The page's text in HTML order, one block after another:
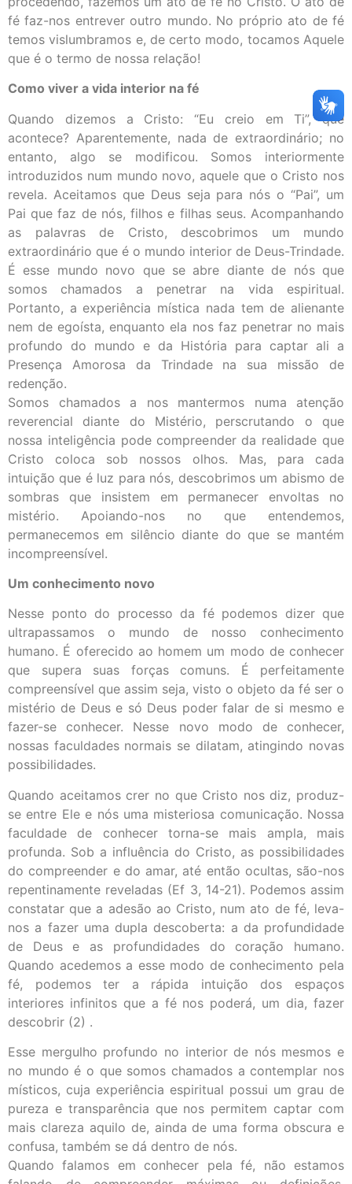
fé faz-nos entrever outro mundo. No próprio ato de fé
temos vislumbramos e, de certo modo, tocamos Aquele
que é o termo de nossa relação!
Como viver a vida interior na fé
Quando dizemos a Cristo: “Eu creio em Ti”, que
acontece? Aparentemente, nada de extraordinário; no
entanto, algo se modificou. Somos interiormente
introduzidos num mundo novo, aquele que o Cristo nos
revela. Aceitamos que Deus seja para nós o “Pai”, um
Pai que faz de nós, filhos e filhas seus. Acompanhando
as palavras de Cristo, descobrimos um mundo
extraordinário que é o mundo interior de Deus-Trindade.
É esse mundo novo que se abre diante de nós que
somos chamados a penetrar na vida espiritual.
Portanto, a experiência mística nada tem de alienante
nem de egoísta, enquanto ela nos faz penetrar no mais
profundo do mundo e da História para captar ali a
Presença Amorosa da Trindade na sua missão de
redenção.
Somos chamados a nos mantermos numa atenção
reverencial diante do Mistério, perscrutando o que
nossa inteligência pode compreender da realidade que
Cristo coloca sob nossos olhos. Mas, para cada
intuição que é luz para nós, descobrimos um abismo de
sombras que insistem em permanecer envoltas no
mistério. Apoiando-nos no que entendemos,
permanecemos em silêncio diante do que se mantém
incompreensível.
Um conhecimento novo
Nesse ponto do processo da fé podemos dizer que
ultrapassamos o mundo de nosso conhecimento
humano. É oferecido ao homem um modo de conhecer
que supera suas forças comuns. É perfeitamente
compreensível que assim seja, visto o objeto da fé ser o
mistério de Deus e só Deus poder falar de si mesmo e
fazer-se conhecer. Nesse novo modo de conhecer,
nossas faculdades normais se dilatam, atingindo novas
possibilidades.
Quando aceitamos crer no que Cristo nos diz, produz-
se entre Ele e nós uma misteriosa comunicação. Nossa
faculdade de conhecer torna-se mais ampla, mais
profunda. Sob a influência do Cristo, as possibilidades
do compreender e do amar, até então ocultas, são-nos
repentinamente reveladas (Ef 3, 14-21). Podemos assim
constatar que a adesão ao Cristo, num ato de fé, leva-
nos a fazer uma dupla descoberta: a da profundidade
de Deus e as profundidades do coração humano.
Quando acedemos a esse modo de conhecimento pela
fé, podemos ter a rápida intuição dos espaços
interiores infinitos que a fé nos poderá, um dia, fazer
descobrir (2) .
Esse mergulho profundo no interior de nós mesmos e
no mundo é o que somos chamados a contemplar nos
místicos, cuja experiência espiritual possui um grau de
pureza e transparência que nos permitem captar com
mais clareza aquilo de, ainda de uma forma obscura e
confusa, também se dá dentro de nós.
Quando falamos em conhecer pela fé, não estamos